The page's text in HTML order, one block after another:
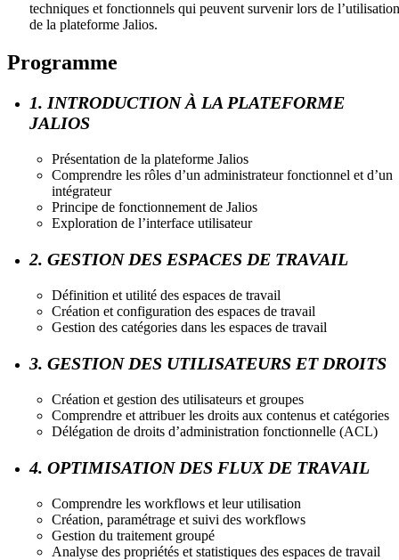
techniques et fonctionnels qui peuvent survenir lors de l’utilisation
de la plateforme Jalios.
Programme
1. INTRODUCTION À LA PLATEFORME
JALIOS
Présentation de la plateforme Jalios
Comprendre les rôles d’un administrateur fonctionnel et d’un
intégrateur
Principe de fonctionnement de Jalios
Exploration de l’interface utilisateur
2. GESTION DES ESPACES DE TRAVAIL
Définition et utilité des espaces de travail
Création et configuration des espaces de travail
Gestion des catégories dans les espaces de travail
3. GESTION DES UTILISATEURS ET DROITS
Création et gestion des utilisateurs et groupes
Comprendre et attribuer les droits aux contenus et catégories
Délégation de droits d’administration fonctionnelle (ACL)
4. OPTIMISATION DES FLUX DE TRAVAIL
Comprendre les workflows et leur utilisation
Création, paramétrage et suivi des workflows
Gestion du traitement groupé
Analyse des propriétés et statistiques des espaces de travail